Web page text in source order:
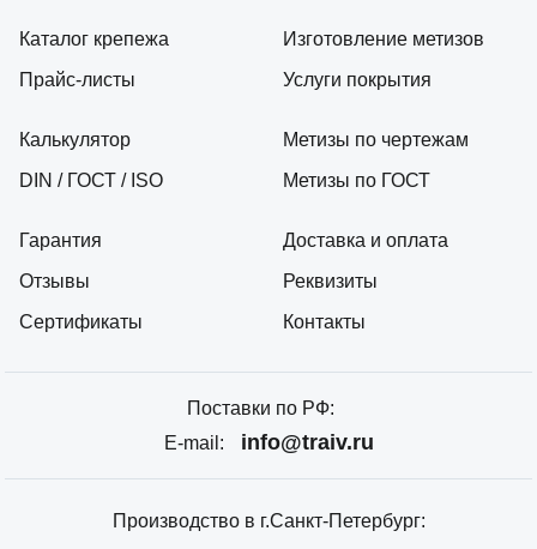
Каталог крепежа
Прайс-листы
Калькулятор
DIN / ГОСТ / ISO
Гарантия
Отзывы
Сертификаты
Изготовление метизов
Услуги покрытия
Метизы по чертежам
Метизы по ГОСТ
Доставка и оплата
Реквизиты
Контакты
Поставки по РФ:
E-mail:
info@traiv.ru
Производство в г.Санкт-Петербург: